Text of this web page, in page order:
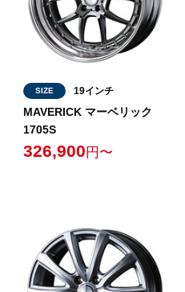
SIZE 19インチ
MAVERICK マーベリック
1705S
326,900 円〜